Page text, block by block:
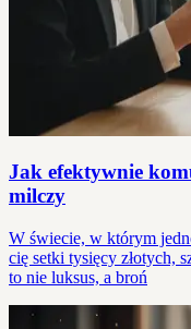
Jak efektywnie
milczy
W świecie, w którym
cię setki tysięcy złotych,
to nie luksus, a broń